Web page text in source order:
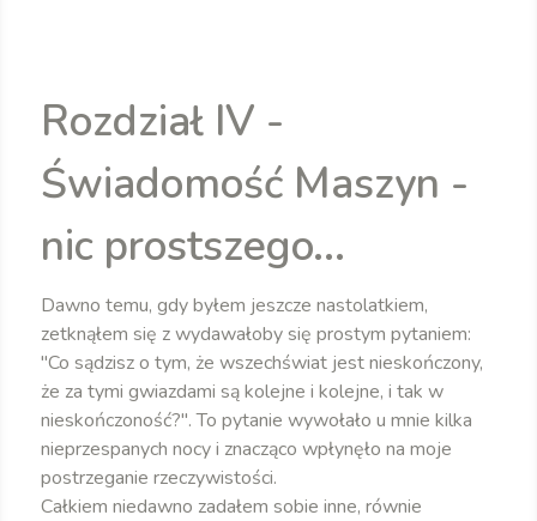
Rozdział IV -
Świadomość Maszyn -
nic prostszego...
Dawno temu, gdy byłem jeszcze nastolatkiem,
zetknąłem się z wydawałoby się prostym pytaniem:
"Co sądzisz o tym, że wszechświat jest nieskończony,
że za tymi gwiazdami są kolejne i kolejne, i tak w
nieskończoność?". To pytanie wywołało u mnie kilka
nieprzespanych nocy i znacząco wpłynęło na moje
postrzeganie rzeczywistości.
Całkiem niedawno zadałem sobie inne, równie